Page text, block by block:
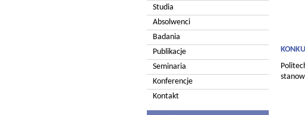
Studia
Absolwenci
Badania
Publikacje
Seminaria
Konferencje
Kontakt